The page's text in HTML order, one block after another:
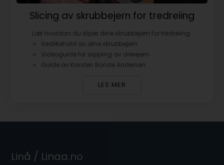
Slicing av skrubbejern for tredreiing
Lær hvordan du sliper dine skrubbejern for tredreiing.
Vedlikehold av dine skrubbejern
Videoguide for slipping av dreiejern
Guide av Karsten Bonde Andersen
LES MER
Linå / Linaa.no